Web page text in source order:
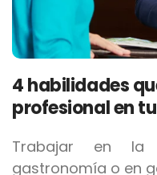
4 habilidades
profesional en
Trabajar en la
gastronomía o en